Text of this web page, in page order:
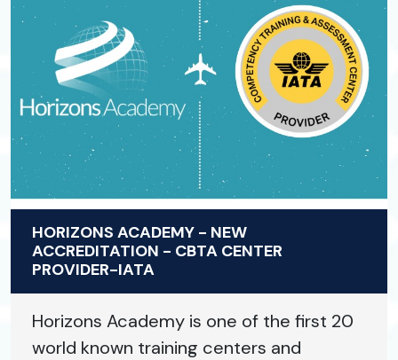
HORIZONS ACADEMY - NEW
ACCREDITATION - CBTA CENTER
PROVIDER-IATA
Horizons Academy is one of the first 20
world known training centers and